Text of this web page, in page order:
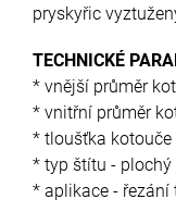
pryskyřic
TECHNICKÉ
* vnější průměr
* vnitřní průměr
* tloušťka kotouče
* typ štítu - plochý
* aplikace - řezání